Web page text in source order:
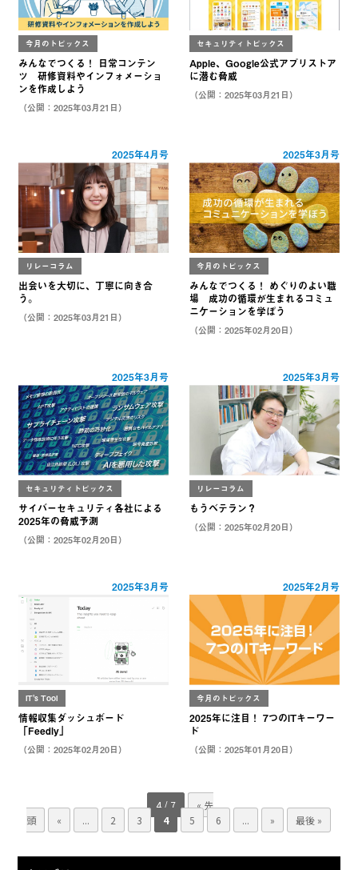
今月のトピックス
みんなでつくる！ 日常コンテン
ツ 研修資料やインフォメーショ
ンを作成しよう
（公開：2025年03月21日）
セキュリティトピックス
Apple、Google公式アプリストア
に潜む脅威
（公開：2025年03月21日）
2025年4月号
リレーコラム
出会いを大切に、丁寧に向き合
う。
（公開：2025年03月21日）
2025年3月号
今月のトピックス
みんなでつくる！ めぐりのよい職
場 成功の循環が生まれるコミュ
ニケーションを学ぼう
（公開：2025年02月20日）
2025年3月号
セキュリティトピックス
サイバーセキュリティ各社による
2025年の脅威予測
（公開：2025年02月20日）
2025年3月号
リレーコラム
もうベテラン？
（公開：2025年02月20日）
2025年3月号
IT's Tool
情報収集ダッシュボード
「Feedly」
（公開：2025年02月20日）
2025年2月号
今月のトピックス
2025年に注目！ 7つのITキーワー
ド
（公開：2025年01月20日）
4 / 7
« 先
頭
« ... 2 3 4 5 6 ... » 最後 »